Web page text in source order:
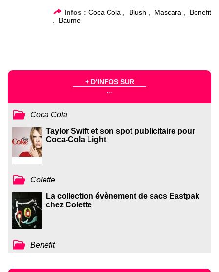
Infos : Coca Cola, Blush , Mascara, Benefit
, Baume
+ D'INFOS SUR
...
Coca Cola
Taylor Swift et son spot publicitaire pour
Coca-Cola Light
Colette
La collection évènement de sacs Eastpak
chez Colette
Benefit